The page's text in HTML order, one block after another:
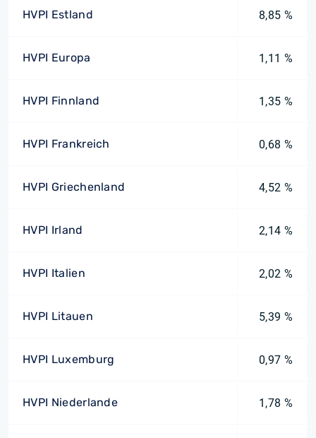
HVPI Estland 8,85 %
HVPI Europa 1,11 %
HVPI Finnland 1,35 %
HVPI Frankreich 0,68 %
HVPI Griechenland 4,52 %
HVPI Irland 2,14 %
HVPI Italien 2,02 %
HVPI Litauen 5,39 %
HVPI Luxemburg 0,97 %
HVPI Niederlande 1,78 %